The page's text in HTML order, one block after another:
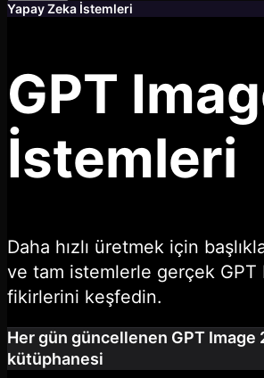
Yapay Zeka İstemleri
GPT
İstemleri
Daha hızlı üretmek için
ve tam istemlerle gerçek GPT
fikirlerini keşfedin.
Her gün güncellenen GPT Image
kütüphanesi